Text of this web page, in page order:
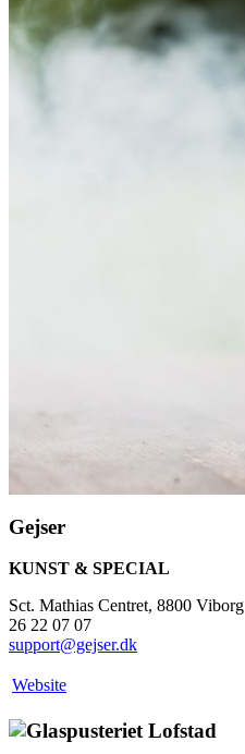
Gejser
KUNST & SPECIAL
Sct. Mathias Centret, 8800 Viborg
26 22 07 07
support@gejser.dk
Website